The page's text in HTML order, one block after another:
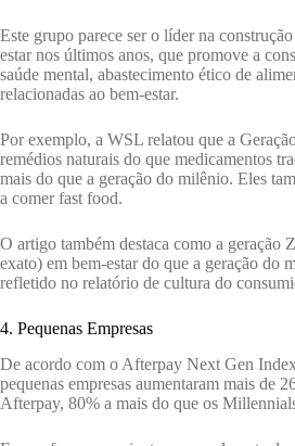
Este grupo parece ser o líder na
estar nos últimos anos, que promove a
saúde mental, abastecimento ético de
relacionadas ao bem-estar.
Por exemplo, a WSL relatou que a
remédios naturais do que medicamentos
mais do que a geração do milênio. Eles
a comer fast food.
O artigo também destaca como a geração
exato) em bem-estar do que a geração do
refletido no relatório de cultura do
4. Pequenas Empresas
De acordo com o Afterpay Next Gen
pequenas empresas aumentaram mais de
Afterpay, 80% a mais do que os